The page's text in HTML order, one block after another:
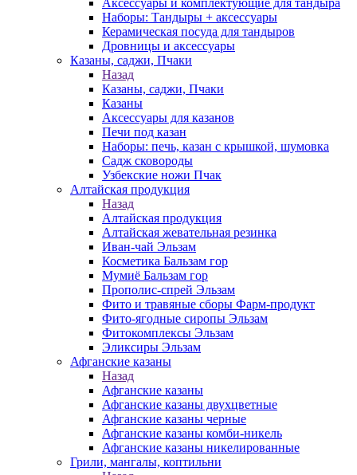
Аксессуары и комплектующие для тандыра
Наборы: Тандыры + аксессуары
Керамическая посуда для тандыров
Дровницы и аксессуары
Казаны, саджи, Пчаки
Назад
Казаны, саджи, Пчаки
Казаны
Аксессуары для казанов
Печи под казан
Наборы: печь, казан с крышкой, шумовка
Садж сковороды
Узбекские ножи Пчак
Алтайская продукция
Назад
Алтайская продукция
Алтайская жевательная резинка
Иван-чай Эльзам
Косметика Бальзам гор
Мумиё Бальзам гор
Прополис-спрей Эльзам
Фито и травяные сборы Фарм-продукт
Фито-ягодные сиропы Эльзам
Фитокомплексы Эльзам
Эликсиры Эльзам
Афганские казаны
Назад
Афганские казаны
Афганские казаны двухцветные
Афганские казаны черные
Афганские казаны комби-никель
Афганские казаны никелированные
Грили, мангалы, коптильни